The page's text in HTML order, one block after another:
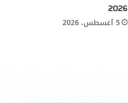
2026
5 أغسطس، 2026